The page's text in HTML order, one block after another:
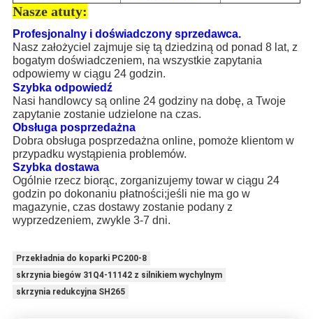
Nasze atuty:
Profesjonalny i doświadczony sprzedawca.
Nasz założyciel zajmuje się tą dziedziną od ponad 8 lat, z
bogatym doświadczeniem, na wszystkie zapytania
odpowiemy w ciągu 24 godzin.
Szybka odpowiedź
Nasi handlowcy są online 24 godziny na dobę, a Twoje
zapytanie zostanie udzielone na czas.
Obsługa posprzedażna
Dobra obsługa posprzedażna online, pomoże klientom w
przypadku wystąpienia problemów.
Szybka dostawa
Ogólnie rzecz biorąc, zorganizujemy towar w ciągu 24
godzin po dokonaniu płatności;jeśli nie ma go w
magazynie, czas dostawy zostanie podany z
wyprzedzeniem, zwykle 3-7 dni.
Przekładnia do koparki PC200-8
skrzynia biegów 31Q4-11142 z silnikiem wychylnym
skrzynia redukcyjna SH265